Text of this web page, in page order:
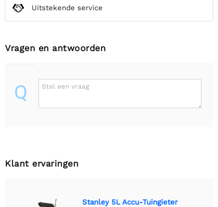
Uitstekende service
Vragen en antwoorden
Q Stel een vraag
Klant ervaringen
Stanley 5L Accu-Tuingieter